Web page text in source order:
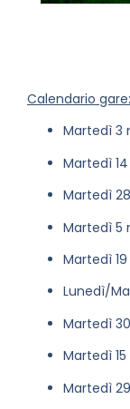
Calendario gare:
Martedì 3
Martedì
Martedì
Martedì 5
Martedì
Lunedì/
Martedì
Martedì
Martedì